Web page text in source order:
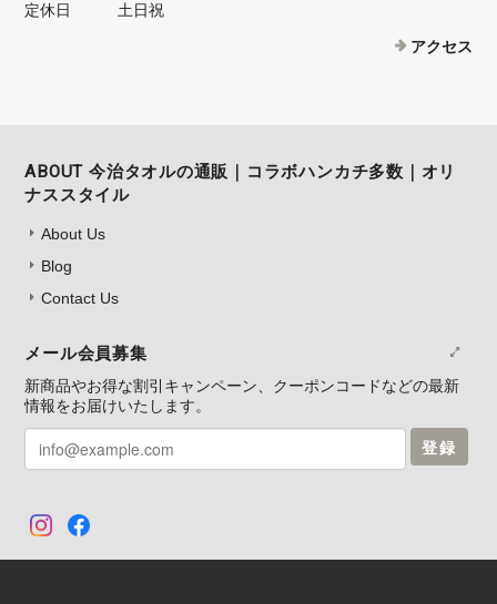
定休日
土日祝
アクセス
ABOUT 今治タオルの通販｜コラボハンカチ多数｜オリ
ナススタイル
About Us
Blog
Contact Us
メール会員募集
新商品やお得な割引キャンペーン、クーポンコードなどの最新
情報をお届けいたします。
登録